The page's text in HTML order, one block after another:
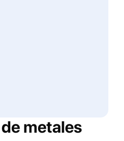
metales